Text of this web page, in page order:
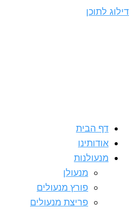
דילוג לתוכן
דף הבית
אודותינו
מנעולנות
מנעולן
פורץ מנעולים
פריצת מנעולים